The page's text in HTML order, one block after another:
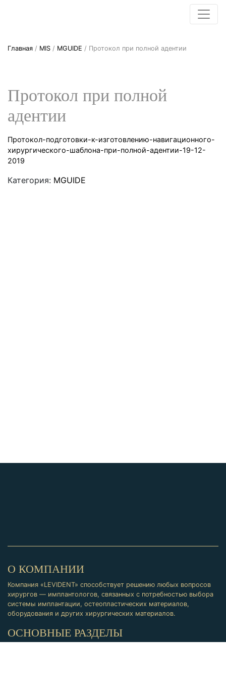
Главная / MIS / MGUIDE / Протокол при полной адентии
Протокол при полной
адентии
Протокол-подготовки-к-изготовлению-навигационного-
хирургического-шаблона-при-полной-адентии-19-12-
2019
Категория: MGUIDE
О КОМПАНИИ
Компания «LEVIDENT» способствует решению любых вопросов
хирургов — имплантологов, связанных с потребностью выбора
системы имплантации, остеопластических материалов,
оборудования и других хирургических материалов.
ОСНОВНЫЕ РАЗДЕЛЫ